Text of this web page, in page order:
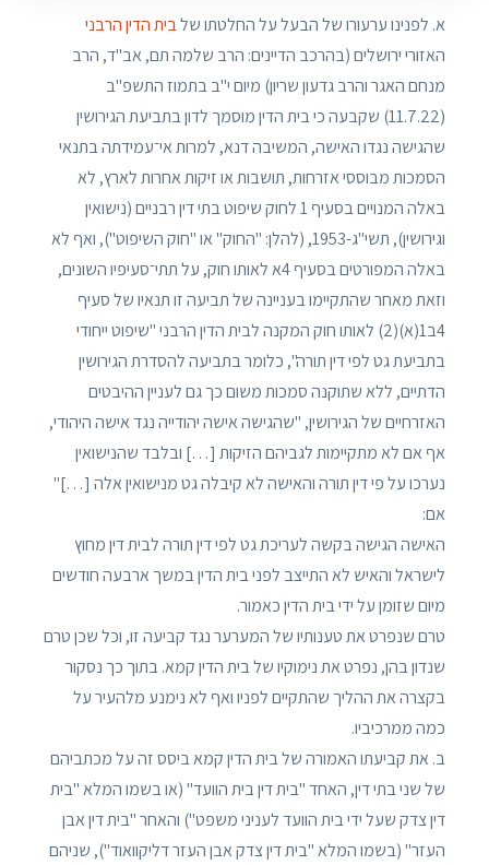
א. לפנינו ערעורו של הבעל על החלטתו שלבית הדין הרבני
האזורי ירושלים (בהרכב הדיינים: הרב שלמה תם, אב"ד, הרב
מנחם האגר והרב גדעון שריון) מיום י"ב בתמוז התשפ"ב
(11.7.22) שקבעה כי בית הדין מוסמך לדון בתביעת הגירושין
שהגישה נגדו האישה, המשיבה דנא, למרות אי־עמידתה בתנאי
הסמכות מבוססי אזרחות, תושבות או זיקות אחרות לארץ, לא
באלה המנויים בסעיף 1 לחוק שיפוט בתי דין רבניים (נישואין
וגירושין), תשי"ג-1953, (להלן: "החוק" או "חוק השיפוט"), ואף לא
באלה המפורטים בסעיף 4א לאותו חוק, על תתי־סעיפיו השונים,
וזאת מאחר שהתקיימו בעניינה של תביעה זו תנאיו של סעיף
4ב1(א)(2) לאותו חוק המקנה לבית הדין הרבני "שיפוט ייחודי
בתביעת גט לפי דין תורה", כלומר בתביעה להסדרת הגירושין
הדתיים, ללא שתוקנה סמכות משום כך גם לעניין ההיבטים
האזרחיים של הגירושין, "שהגישה אישה יהודייה נגד אישה היהודי,
אף אם לא מתקיימות לגביהם הזיקות […] ובלבד שהנישואין
נערכו על פי דין תורה והאישה לא קיבלה גט מנישואין אלה […]"
אם:
האישה הגישה בקשה לעריכת גט לפי דין תורה לבית דין מחוץ
לישראל והאיש לא התייצב לפני בית הדין במשך ארבעה חודשים
מיום שזומן על ידי בית הדין כאמור.
טרם שנפרט את טענותיו של המערער נגד קביעה זו, וכל שכן טרם
שנדון בהן, נפרט את נימוקיו של בית הדין קמא. בתוך כך נסקור
בקצרה את ההליך שהתקיים לפניו ואף לא נימנע מלהעיר על
כמה ממרכיביו.
ב. את קביעתו האמורה של בית הדין קמא ביסס זה על מכתביהם
של שני בתי דין, האחד "בית דין בית הוועד" (או בשמו המלא "בית
דין צדק שעל ידי בית הוועד לעניני משפט") והאחר "בית דין אבן
העזר" (בשמו המלא "בית דין צדק אבן העזר דליקוואוד"), שניהם